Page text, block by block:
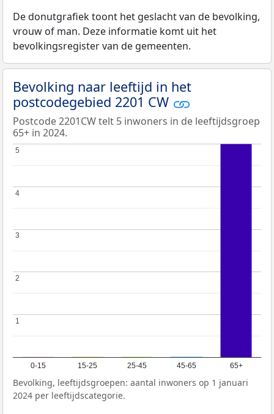
De donutgrafiek toont het geslacht van de bevolking,
vrouw of man. Deze informatie komt uit het
bevolkingsregister van de gemeenten.
Bevolking naar leeftijd in het
postcodegebied 2201 CW
Postcode 2201CW telt 5 inwoners in de leeftijdsgroep
65+ in 2024.
0-15 15-25 25-45 45-65 65+
11
2
2
3
3
4
4
5
5
Bevolking, leeftijdsgroepen: aantal inwoners op 1 januari
2024 per leeftijdscategorie.